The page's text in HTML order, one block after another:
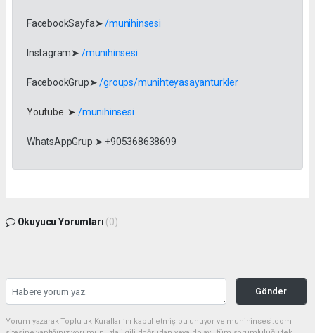
FacebookSayfa➤/munihinsesi
Instagram➤ /munihinsesi
FacebookGrup➤/groups/munihteyasayanturkler
Youtube ➤ /munihinsesi
WhatsAppGrup ➤ +905368638699
Okuyucu Yorumları (0)
Gönder
Yorum yazarak Topluluk Kuralları’nı kabul etmiş bulunuyor ve munihinsesi.com